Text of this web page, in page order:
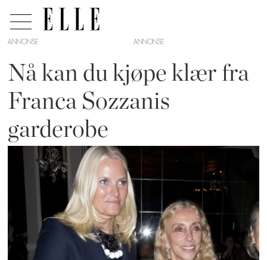
ANNONSE
Nå kan du kjøpe klær fra
Franca Sozzanis
garderobe